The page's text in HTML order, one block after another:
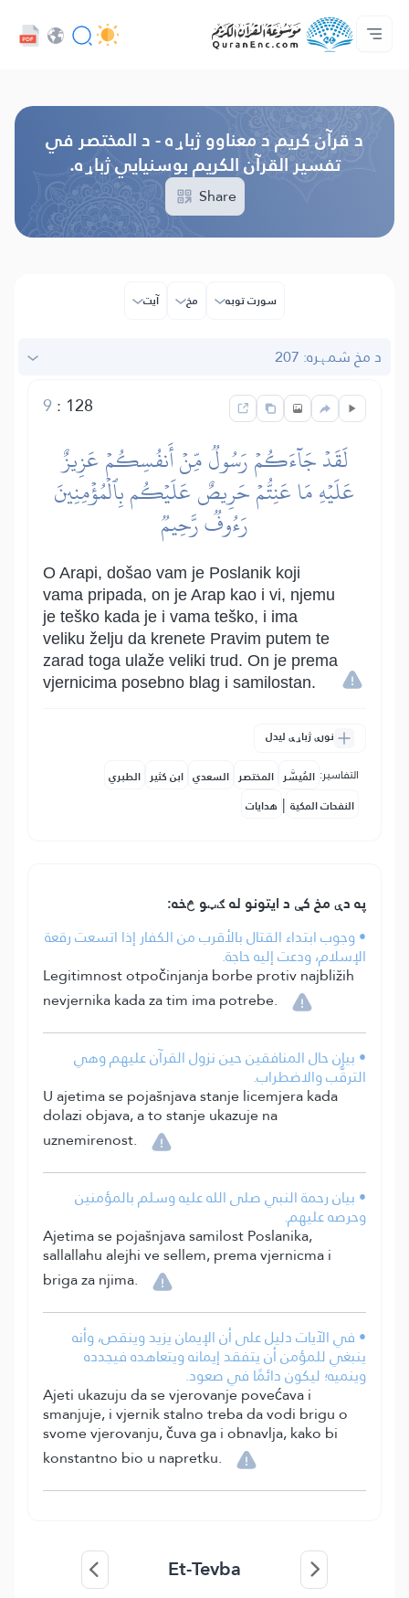
کور‌پاڼه
د ژباړو فهرست
Audio
د پراختیا ورکوونکو چوپړتیاوې - API
د پروژې په اړه
مونږ سره اړیکه ونیسه
ژبه
د قرآن کریم د معناوو ژباړه - د المختصر في
تفسیر القرآن الکریم بوسنیایي ژباړه.
Share
سورت توبه مخ آیت
د مخ شمېره: 207
128
:
9
لَقَدۡ جَآءَكُمۡ رَسُولٞ مِّنۡ أَنفُسِكُمۡ عَزِيزٌ
عَلَيۡهِ مَا عَنِتُّمۡ حَرِيصٌ عَلَيۡكُم بِٱلۡمُؤۡمِنِينَ
رَءُوفٞ رَّحِيمٞ
O Arapi, došao vam je Poslanik koji
vama pripada, on je Arap kao i vi, njemu
je teško kada je i vama teško, i ima
veliku želju da krenete Pravim putem te
zarad toga ulaže veliki trud. On je prema
vjernicima posebno blag i samilostan.
نورې ژباړې لیدل
التفاسير: المُيسَّر المختصر السعدي ابن كثير الطبري
النفحات المكية | هدايات
په دې مخ کې د ایتونو له ګټو څخه:
• وجوب ابتداء القتال بالأقرب من الكفار إذا اتسعت رقعة
الإسلام، ودعت إليه حاجة.
Legitimnost otpočinjanja borbe protiv najbližih
nevjernika kada za tim ima potrebe.
• بيان حال المنافقين حين نزول القرآن عليهم وهي
الترقُّب والاضطراب.
U ajetima se pojašnjava stanje licemjera kada
dolazi objava, a to stanje ukazuje na
uznemirenost.
• بيان رحمة النبي صلى الله عليه وسلم بالمؤمنين
وحرصه عليهم.
Ajetima se pojašnjava samilost Poslanika,
sallallahu alejhi ve sellem, prema vjernicma i
briga za njima.
• في الآيات دليل على أن الإيمان يزيد وينقص، وأنه
ينبغي للمؤمن أن يتفقد إيمانه ويتعاهده فيجدده
وينميه؛ ليكون دائمًا في صعود.
Ajeti ukazuju da se vjerovanje povećava i
smanjuje, i vjernik stalno treba da vodi brigu o
svome vjerovanju, čuva ga i obnavlja, kako bi
konstantno bio u napretku.
Et-Tevba